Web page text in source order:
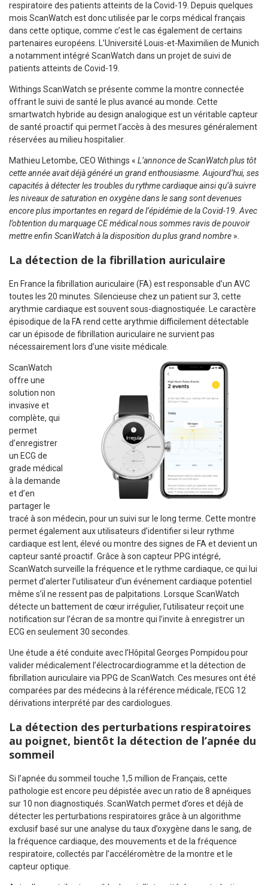
respiratoire des patients atteints de la Covid-19. Depuis quelques
mois ScanWatch est donc utilisée par le corps médical français
dans cette optique, comme c’est le cas également de certains
partenaires européens. L’Université Louis-et-Maximilien de Munich
a notamment intégré ScanWatch dans un projet de suivi de
patients atteints de Covid-19.
Withings ScanWatch se présente comme la montre connectée
offrant le suivi de santé le plus avancé au monde. Cette
smartwatch hybride au design analogique est un véritable capteur
de santé proactif qui permet l’accès à des mesures généralement
réservées au milieu hospitalier.
Mathieu Letombe, CEO Withings « L’annonce de ScanWatch plus tôt
cette année avait déjà généré un grand enthousiasme. Aujourd’hui, ses
capacités à détecter les troubles du rythme cardiaque ainsi qu’à suivre
les niveaux de saturation en oxygène dans le sang sont devenues
encore plus importantes en regard de l’épidémie de la Covid-19. Avec
l’obtention du marquage CE médical nous sommes ravis de pouvoir
mettre enfin ScanWatch à la disposition du plus grand nombre ».
La détection de la fibrillation auriculaire
En France la fibrillation auriculaire (FA) est responsable d’un AVC
toutes les 20 minutes. Silencieuse chez un patient sur 3, cette
arythmie cardiaque est souvent sous-diagnostiquée. Le caractère
épisodique de la FA rend cette arythmie difficilement détectable
car un épisode de fibrillation auriculaire ne survient pas
nécessairement lors d’une visite médicale.
ScanWatch
offre une
solution non
invasive et
complète, qui
permet
d’enregistrer
un ECG de
grade médical
à la demande
et d’en
partager le
tracé à son médecin, pour un suivi sur le long terme. Cette montre
permet également aux utilisateurs d’identifier si leur rythme
cardiaque est lent, élevé ou montre des signes de FA et devient un
capteur santé proactif. Grâce à son capteur PPG intégré,
ScanWatch surveille la fréquence et le rythme cardiaque, ce qui lui
permet d’alerter l’utilisateur d’un événement cardiaque potentiel
même s’il ne ressent pas de palpitations. Lorsque ScanWatch
détecte un battement de cœur irrégulier, l’utilisateur reçoit une
notification sur l’écran de sa montre qui l’invite à enregistrer un
ECG en seulement 30 secondes.
Une étude a été conduite avec l’Hôpital Georges Pompidou pour
valider médicalement l’électrocardiogramme et la détection de
fibrillation auriculaire via PPG de ScanWatch. Ces mesures ont été
comparées par des médecins à la référence médicale, l’ECG 12
dérivations interprété par des cardiologues.
La détection des perturbations respiratoires
au poignet, bientôt la détection de l’apnée du
sommeil
Si l’apnée du sommeil touche 1,5 million de Français, cette
pathologie est encore peu dépistée avec un ratio de 8 apnéiques
sur 10 non diagnostiqués. ScanWatch permet d’ores et déjà de
détecter les perturbations respiratoires grâce à un algorithme
exclusif basé sur une analyse du taux d’oxygène dans le sang, de
la fréquence cardiaque, des mouvements et de la fréquence
respiratoire, collectés par l’accéléromètre de la montre et le
capteur optique.